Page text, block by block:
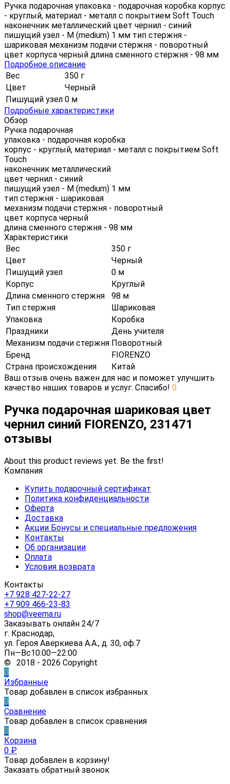
Ручка подарочная упаковка - подарочная коробка корпус
- круглый, материал - металл с покрытием Soft Touch
наконечник металлический цвет чернил - синий
пишущий узел - M (medium) 1 мм тип стержня -
шариковая механизм подачи стержня - поворотный
цвет корпуса черный длина сменного стержня - 98 мм
Подробное описание
Вес
350 г
Цвет
Черный
Пишущий узел 0 м
Подробные характеристики
Обзор
Ручка подарочная
упаковка - подарочная коробка
корпус - круглый, материал - металл с покрытием Soft
Touch
наконечник металлический
цвет чернил - синий
пишущий узел - M (medium) 1 мм
тип стержня - шариковая
механизм подачи стержня - поворотный
цвет корпуса черный
длина сменного стержня - 98 мм
Характеристики
Вес
350 г
Цвет
Черный
Пишущий узел
0 м
Корпус
Круглый
Длина сменного стержня
98 м
Тип стержня
Шариковая
Упаковка
Коробка
Праздники
День учителя
Механизм подачи стержня Поворотный
Бренд
FIORENZO
Страна происхождения
Китай
Ваш отзыв очень важен для нас и поможет улучшить
качество наших товаров и услуг. Спасибо! 0
Ручка подарочная шариковая цвет
чернил синий FIORENZO, 231471
отзывы
About this product reviews yet. Be the first!
Компания
Купить подарочный сертификат
Политика конфиденциальности
Оферта
Доставка
Акции Бонусы и специальные предложения
Контакты
Об организации
Оплата
Условия возврата
Контакты
+7 928 427-22-27
+7 909 466-23-83
shop@veema.ru
Заказывать онлайн 24/7
г. Краснодар,
ул. Героя Аверкиева А.А., д. 30, оф.7
Пн—Вс10:00—22:00
© 2018 - 2026 Copyright
0
Избранные
Товар добавлен в список избранных
0
Сравнение
Товар добавлен в список сравнения
0
Корзина
0 ₽
Товар добавлен в корзину!
Заказать обратный звонок